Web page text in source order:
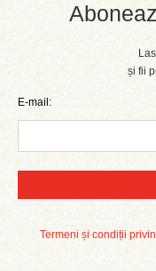
și fii
E-mail:
Termeni și condiții